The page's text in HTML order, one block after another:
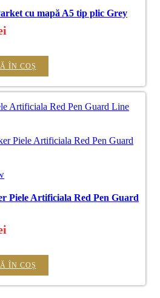
cu mapă A5 tip plic Grey
ÎN COȘ
Piele Artificiala Red Pen Guard
ÎN COȘ